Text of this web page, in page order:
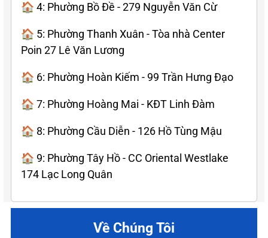
🏠 4: Phường Bồ Đề - 279 Nguyễn Văn Cừ
🏠 5: Phường Thanh Xuân - Tòa nhà Center
Poin 27 Lê Văn Lương
🏠 6: Phường Hoàn Kiếm - 99 Trần Hưng Đạo
🏠 7: Phường Hoàng Mai - KĐT Linh Đàm
🏠 8: Phường Cầu Diễn - 126 Hồ Tùng Mậu
🏠 9: Phường Tây Hồ - CC Oriental Westlake
174 Lạc Long Quân
Về Chúng Tôi